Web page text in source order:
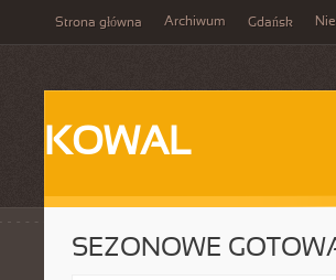
Strona główna Archiwum Gdańsk
KOWAL
SEZONOWE